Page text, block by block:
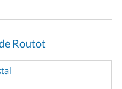
Routot